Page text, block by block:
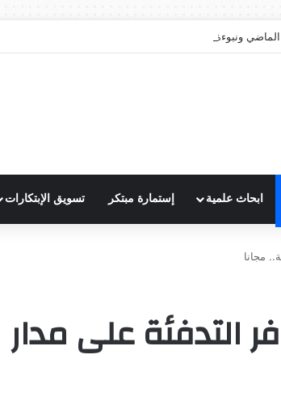
ونبوءة الزوال
ابحاث علمية إستمارة مبتكر تسويق الإبتكارات
التدفئة على مدار